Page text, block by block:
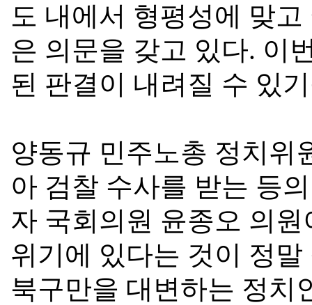
도 내에서 형평성에 맞
은 의문을 갖고 있다. 이
된 판결이 내려질 수 있
양동규 민주노총 정치위
아 검찰 수사를 받는 등
자 국회의원 윤종오 의
위기에 있다는 것이 정
북구만을 대변하는 정